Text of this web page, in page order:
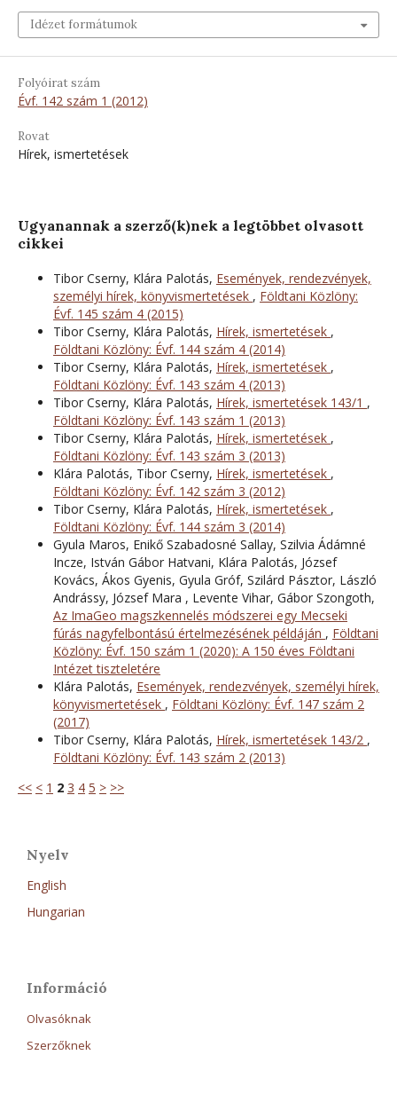
Idézet formátumok
Folyóirat szám
Évf. 142 szám 1 (2012)
Rovat
Hírek, ismertetések
Ugyanannak a szerző(k)nek a legtöbbet olvasott
cikkei
Tibor Cserny, Klára Palotás, Események, rendezvények,
személyi hírek, könyvismertetések , Földtani Közlöny:
Évf. 145 szám 4 (2015)
Tibor Cserny, Klára Palotás, Hírek, ismertetések ,
Földtani Közlöny: Évf. 144 szám 4 (2014)
Tibor Cserny, Klára Palotás, Hírek, ismertetések ,
Földtani Közlöny: Évf. 143 szám 4 (2013)
Tibor Cserny, Klára Palotás, Hírek, ismertetések 143/1 ,
Földtani Közlöny: Évf. 143 szám 1 (2013)
Tibor Cserny, Klára Palotás, Hírek, ismertetések ,
Földtani Közlöny: Évf. 143 szám 3 (2013)
Klára Palotás, Tibor Cserny, Hírek, ismertetések ,
Földtani Közlöny: Évf. 142 szám 3 (2012)
Tibor Cserny, Klára Palotás, Hírek, ismertetések ,
Földtani Közlöny: Évf. 144 szám 3 (2014)
Gyula Maros, Enikő Szabadosné Sallay, Szilvia Ádámné
Incze, István Gábor Hatvani, Klára Palotás, József
Kovács, Ákos Gyenis, Gyula Gróf, Szilárd Pásztor, László
Andrássy, József Mara , Levente Vihar, Gábor Szongoth,
Az ImaGeo magszkennelés módszerei egy Mecseki
fúrás nagyfelbontású értelmezésének példáján , Földtani
Közlöny: Évf. 150 szám 1 (2020): A 150 éves Földtani
Intézet tiszteletére
Klára Palotás, Események, rendezvények, személyi hírek,
könyvismertetések , Földtani Közlöny: Évf. 147 szám 2
(2017)
Tibor Cserny, Klára Palotás, Hírek, ismertetések 143/2 ,
Földtani Közlöny: Évf. 143 szám 2 (2013)
<< < 1 2 3 4 5 > >>
Nyelv
English
Hungarian
Információ
Olvasóknak
Szerzőknek